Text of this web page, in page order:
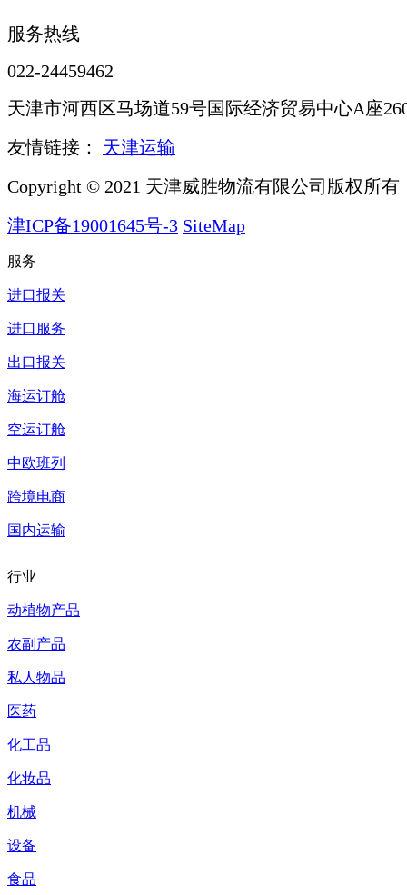
服务热线
022-24459462
天津市河西区马场道59号国际经济贸易中心A座
友情链接： 天津运输
Copyright © 2021 天津威胜物流有限公司版权所有
津ICP备19001645号-3 SiteMap
服务
进口报关
进口服务
出口报关
海运订舱
空运订舱
中欧班列
跨境电商
国内运输
行业
动植物产品
农副产品
私人物品
医药
化工品
化妆品
机械
设备
食品